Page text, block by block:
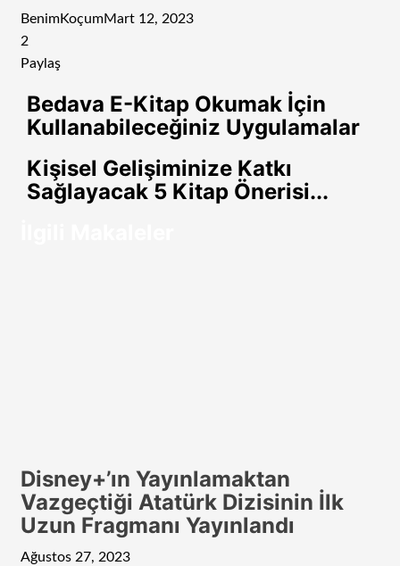
BenimKoçumMart 12, 2023
2
Paylaş
Posta
ile
Bedava E-Kitap Okumak İçin
Kullanabileceğiniz Uygulamalar
Kişisel Gelişiminize Katkı
Sağlayacak 5 Kitap Önerisi...
Disney+’ın Yayınlamaktan
Vazgeçtiği Atatürk Dizisinin İlk
Uzun Fragmanı Yayınlandı
Ağustos 27, 2023